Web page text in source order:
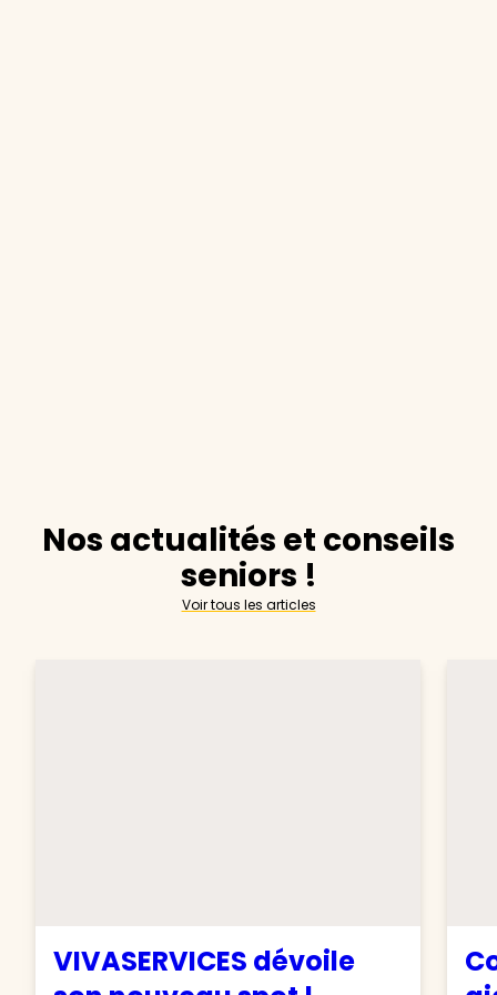
Nos actualités et conseils
seniors !
Voir tous les articles
VIVASERVICES dévoile